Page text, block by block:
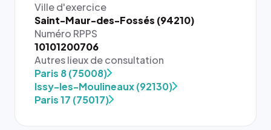
Ville d'exercice
Saint-Maur-des-Fossés (94210)
Numéro RPPS
10101200706
Autres lieux de consultation
Paris 8 (75008)
Issy-les-Moulineaux (92130)
Paris 17 (75017)